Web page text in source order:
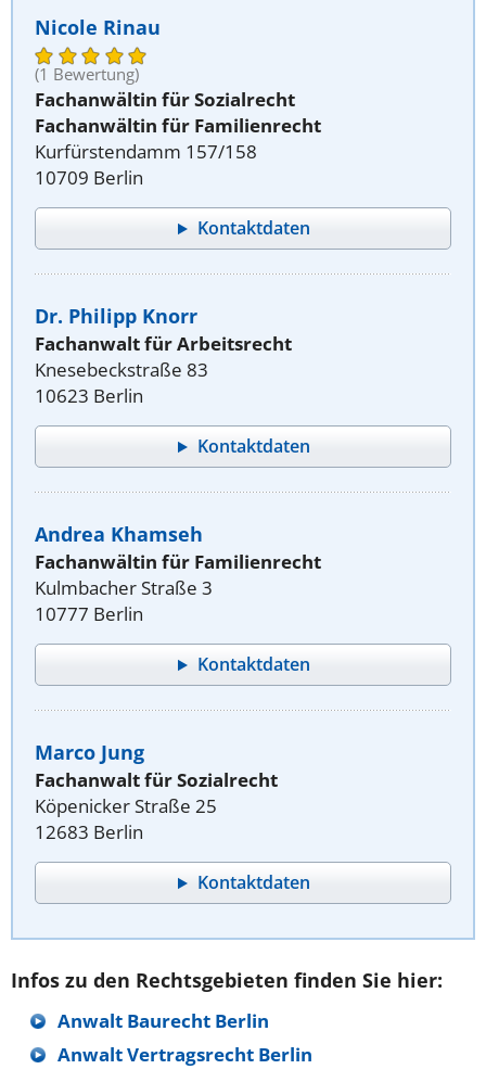
Nicole Rinau
(1 Bewertung)
Fachanwältin für Sozialrecht
Fachanwältin für Familienrecht
Kurfürstendamm 157/158
10709 Berlin
Kontaktdaten
Dr. Philipp Knorr
Fachanwalt für Arbeitsrecht
Knesebeckstraße 83
10623 Berlin
Kontaktdaten
Andrea Khamseh
Fachanwältin für Familienrecht
Kulmbacher Straße 3
10777 Berlin
Kontaktdaten
Marco Jung
Fachanwalt für Sozialrecht
Köpenicker Straße 25
12683 Berlin
Kontaktdaten
Infos zu den Rechtsgebieten finden Sie hier:
Anwalt Baurecht Berlin
Anwalt Vertragsrecht Berlin